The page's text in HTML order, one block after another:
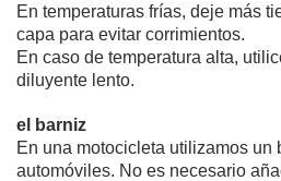
En temperaturas frías, deje más
capa para evitar corrimientos.
En caso de temperatura alta,
diluyente lento.
el barniz
En una motocicleta utilizamos un
automóviles. No es necesario